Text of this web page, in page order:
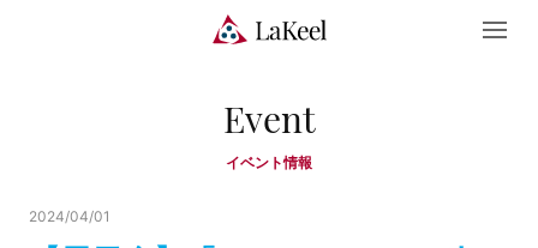
Event
イベント情報
2024/04/01